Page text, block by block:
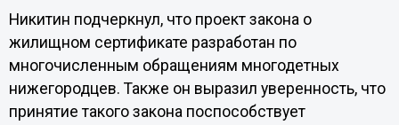
Никитин подчеркнул, что проект закона о
жилищном сертификате разработан по
многочисленным обращениям многодетных
нижегородцев. Также он выразил уверенность, что
принятие такого закона поспособствует